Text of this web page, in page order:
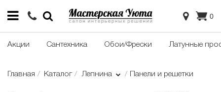
0
Акции Сантехника Обои/Фрески Латунные
Главная Каталог Лепнина Панели и решетки